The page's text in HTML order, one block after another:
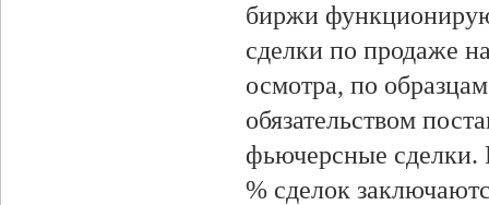
биржи
сделки по продаже
осмотра, по
обязательством
фьючерсные
% сделок